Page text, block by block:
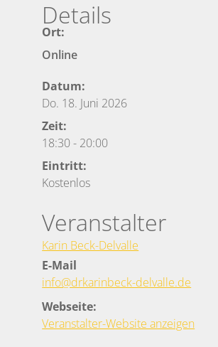
Details
Ort:
Online
Datum:
Do. 18. Juni 2026
Zeit:
18:30- 20:00
Eintritt:
Kostenlos
Veranstalter
Karin Beck-Delvalle
E-Mail
info@drkarinbeck-delvalle.de
Webseite:
Veranstalter-Website anzeigen